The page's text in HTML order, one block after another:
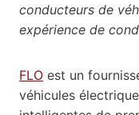
conducteurs de
expérience de
FLO est un
véhicules